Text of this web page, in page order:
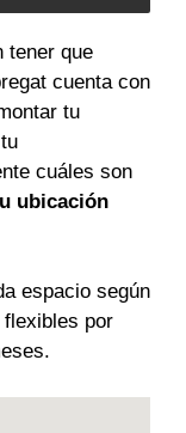
tener que
cuenta con
tu
cuáles son
ubicación
espacio según
por